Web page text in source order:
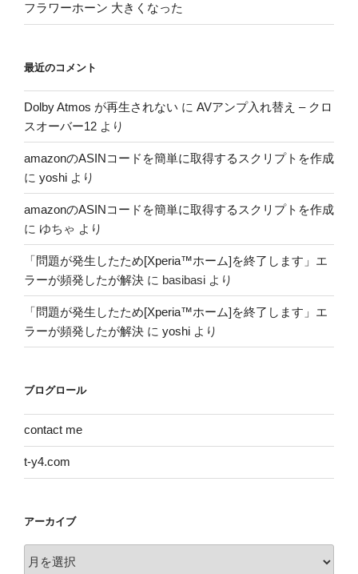
フラワーホーン 大きくなった
最近のコメント
Dolby Atmos が再生されない に AVアンプ入れ替え – クロ
スオーバー12 より
amazonのASINコードを簡単に取得するスクリプトを作成
に yoshi より
amazonのASINコードを簡単に取得するスクリプトを作成
に ゆちゃ より
「問題が発生したため[Xperia™ホーム]を終了します」エ
ラーが頻発したが解決 に basibasi より
「問題が発生したため[Xperia™ホーム]を終了します」エ
ラーが頻発したが解決 に yoshi より
ブログロール
contact me
t-y4.com
アーカイブ